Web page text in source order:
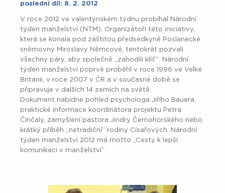
poslední díl: 8. 2. 2012
V roce 2012 ve valentýnském týdnu probíhal Národní
týden manželství (NTM). Organizátoři této iniciativy,
která se konala pod záštitou předsedkyně Poslanecké
sněmovny Miroslavy Němcové, tentokrát pozvali
všechny páry, aby společně „zahodili klíč“. Národní
týden manželství poprvé proběhl v roce 1996 ve Velké
Británii, v roce 2007 v ČR a v současné době se
připravuje v dalších 14 zemích na světě.
Dokument nabídne pohled psychologa Jiřího Bauera,
praktické informace koordinátora projektu Petra
Činčaly, zamyšlení pastora Jindry Černohorského nebo
krátký příběh „netradiční“ rodiny Císařových. Národní
týden manželství 2012 má motto „Cesty k lepší
komunikaci v manželství“.